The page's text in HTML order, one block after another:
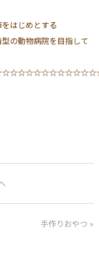
はじめとする
の動物病院を目指して
手作りおやつ »